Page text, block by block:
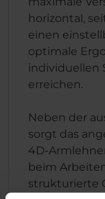
horizontal,
einen
optimale
individuellen
erreichen.
Neben der
sorgt das
4D-
beim
strukturierte